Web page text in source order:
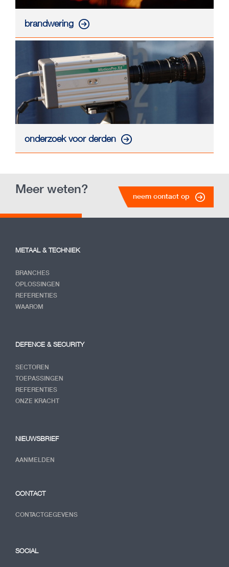
brandwering
onderzoek voor derden
Meer weten?
neem contact op
METAAL & TECHNIEK
BRANCHES
OPLOSSINGEN
REFERENTIES
WAAROM
DEFENCE & SECURITY
SECTOREN
TOEPASSINGEN
REFERENTIES
ONZE KRACHT
NIEUWSBRIEF
AANMELDEN
CONTACT
CONTACTGEGEVENS
SOCIAL